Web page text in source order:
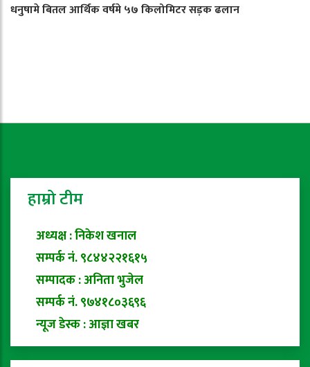
धनुषामे बितल आर्थिक वर्षमे ५७ किलोमिटर सड़क ढलान
हाम्रो टीम
अध्यक्ष : निकेश खनाल
सम्पर्क नं. ९८४४२२१६१५
सम्पादक : अनिता भुजेल
सम्पर्क नं. ९७४१८०३६९६
न्यूज डेस्क : आज्ञा खबर